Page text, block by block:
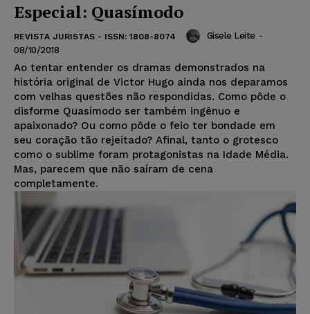
Especial: Quasímodo
REVISTA JURISTAS - ISSN: 1808-8074 Gisele Leite -
08/10/2018
Ao tentar entender os dramas demonstrados na
história original de Victor Hugo ainda nos deparamos
com velhas questões não respondidas. Como pôde o
disforme Quasímodo ser também ingênuo e
apaixonado? Ou como pôde o feio ter bondade em
seu coração tão rejeitado? Afinal, tanto o grotesco
como o sublime foram protagonistas na Idade Média.
Mas, parecem que não saíram de cena
completamente.